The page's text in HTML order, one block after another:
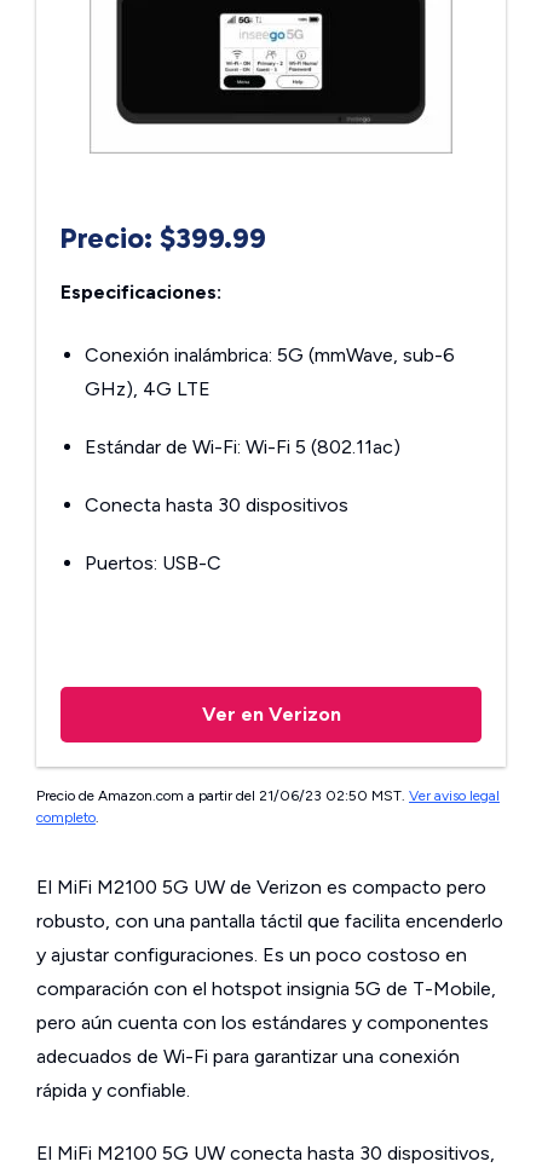
Precio: $399.99
Especificaciones:
Conexión inalámbrica: 5G (mmWave, sub-6
GHz), 4G LTE
Estándar de Wi-Fi: Wi-Fi 5 (802.11ac)
Conecta hasta 30 dispositivos
Puertos: USB-C
Ver en Verizon
Precio de Amazon.com a partir del 21/06/23 02:50 MST. Ver aviso legal
completo.
El MiFi M2100 5G UW de Verizon es compacto pero
robusto, con una pantalla táctil que facilita encenderlo
y ajustar configuraciones. Es un poco costoso en
comparación con el hotspot insignia 5G de T-Mobile,
pero aún cuenta con los estándares y componentes
adecuados de Wi-Fi para garantizar una conexión
rápida y confiable.
El MiFi M2100 5G UW conecta hasta 30 dispositivos,